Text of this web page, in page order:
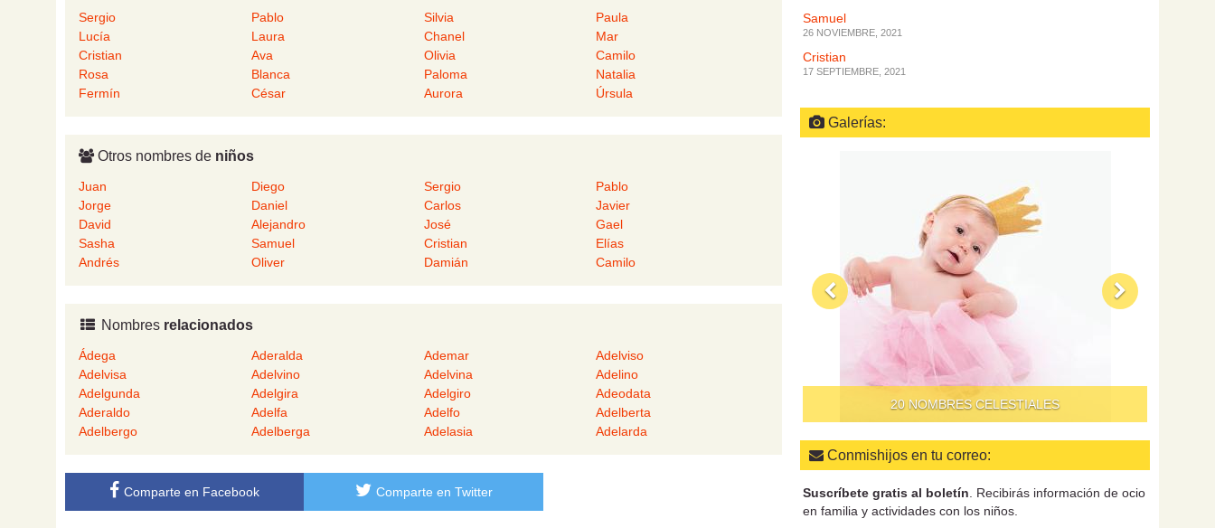
Sergio Pablo Silvia
Paula
Lucía
Laura Chanel
Mar
Cristian
Ava Olivia
Camilo
Rosa
Blanca Paloma
Natalia
Fermín
César Aurora Úrsula
Otros nombres de niños
Juan Diego Sergio
Pablo
Jorge
Daniel Carlos
Javier
David
Alejandro José
Gael
Sasha
Samuel Cristian
Elías
Andrés
Oliver Damián Camilo
Nombres relacionados
Ádega Aderalda Ademar
Adelviso
Adelvisa
Adelvino Adelvina
Adelino
Adelgunda
Adelgira Adelgiro
Adeodata
Aderaldo
Adelfa Adelfo
Adelberta
Adelbergo
Adelberga Adelasia Adelarda
Comparte en Facebook Comparte en Twitter
Samuel
26 NOVIEMBRE, 2021
Cristian
17 SEPTIEMBRE, 2021
Galerías:
20 NOMBRES CELESTIALES
Conmishijos en tu correo:
Suscríbete gratis al boletín . Recibirás información de ocio
en familia y actividades con los niños.